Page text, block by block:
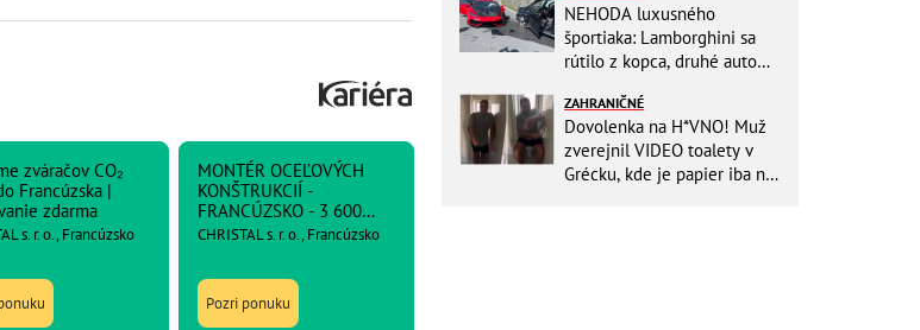
zváračov CO₂
Francúzska |
zdarma
s. r. o., Francúzsko
MONTÉR OCEĽOVÝCH
KONŠTRUKCIÍ -
FRANCÚZSKO - 3 600
netto
CHRISTAL s. r. o., Francúzsko
Pozri ponuku
NEHODA luxusného
športiaka: Lamborghini sa
rútilo z kopca, druhé auto
horšie
ZAHRANIČNÉ
Dovolenka na H*VNO! Muž
zverejnil VIDEO toalety v
Grécku, kde je papier iba na